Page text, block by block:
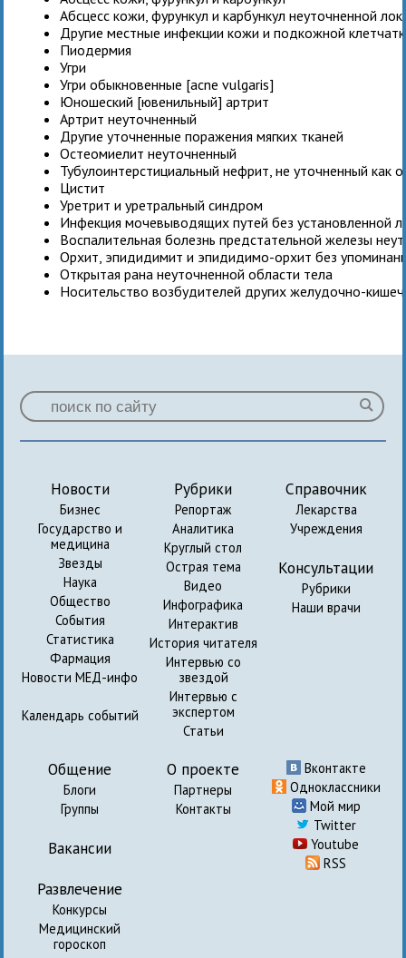
Абсцесс кожи, фурункул и карбункул неуточненной
Другие местные инфекции кожи и подкожной
Пиодермия
Угри
Угри обыкновенные [acne vulgaris]
Юношеский [ювенильный] артрит
Артрит неуточненный
Другие уточненные поражения мягких тканей
Остеомиелит неуточненный
Тубулоинтерстициальный нефрит, не уточненный как
Цистит
Уретрит и уретральный синдром
Инфекция мочевыводящих путей без установленной
Воспалительная болезнь предстательной железы
Орхит, эпидидимит и эпидидимо-орхит без
Открытая рана неуточненной области тела
Носительство возбудителей других желудочно-
Новости
Бизнес
Государство и
медицина
Звезды
Наука
Общество
События
Статистика
Фармация
Новости МЕД-инфо
Календарь событий
Рубрики
Репортаж
Аналитика
Круглый стол
Острая тема
Видео
Инфографика
Интерактив
История читателя
Интервью со
звездой
Интервью с
экспертом
Статьи
Справочник
Лекарства
Учреждения
Консультации
Рубрики
Наши врачи
Общение
Блоги
Группы
Вакансии
Развлечение
Конкурсы
Медицинский
гороскоп
О проекте
Партнеры
Контакты
Вконтакте
Одноклассники
Мой мир
Twitter
Youtube
RSS